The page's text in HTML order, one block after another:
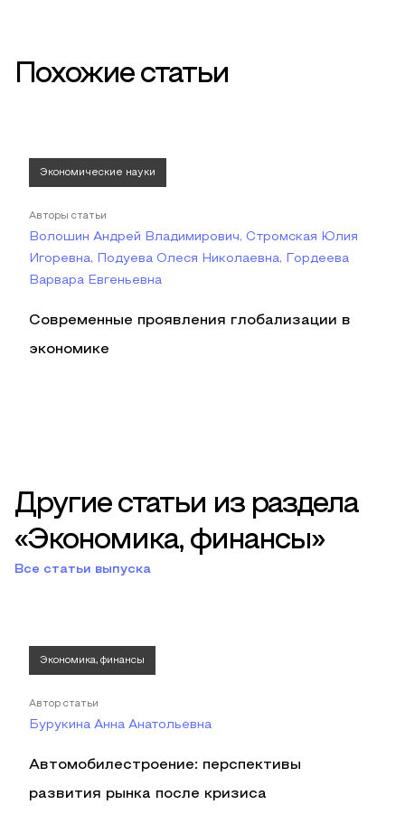
Похожие статьи
Экономические науки
Авторы статьи
Волошин Андрей Владимирович, Стромская Юлия
Игоревна, Подуева Олеся Николаевна, Гордеева
Варвара Евгеньевна
Современные проявления глобализации в
экономике
Другие статьи из раздела
«Экономика, финансы»
Все статьи выпуска
Экономика, финансы
Автор статьи
Бурукина Анна Анатольевна
Автомобилестроение: перспективы
развития рынка после кризиса